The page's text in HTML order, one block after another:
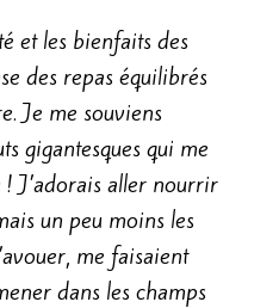
et les bienfaits des
des repas équilibrés
Je me souviens
gigantesques qui me
! J’adorais aller nourrir
un peu moins les
me faisaient
dans les champs